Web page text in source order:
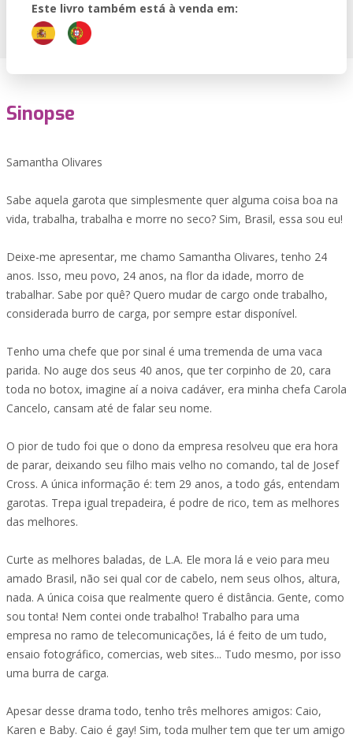
Este livro também está à venda em:
Sinopse
Samantha Olivares
Sabe aquela garota que simplesmente quer alguma coisa boa na
vida, trabalha, trabalha e morre no seco? Sim, Brasil, essa sou eu!
Deixe-me apresentar, me chamo Samantha Olivares, tenho 24
anos. Isso, meu povo, 24 anos, na flor da idade, morro de
trabalhar. Sabe por quê? Quero mudar de cargo onde trabalho,
considerada burro de carga, por sempre estar disponível.
Tenho uma chefe que por sinal é uma tremenda de uma vaca
parida. No auge dos seus 40 anos, que ter corpinho de 20, cara
toda no botox, imagine aí a noiva cadáver, era minha chefa Carola
Cancelo, cansam até de falar seu nome.
O pior de tudo foi que o dono da empresa resolveu que era hora
de parar, deixando seu filho mais velho no comando, tal de Josef
Cross. A única informação é: tem 29 anos, a todo gás, entendam
garotas. Trepa igual trepadeira, é podre de rico, tem as melhores
das melhores.
Curte as melhores baladas, de L.A. Ele mora lá e veio para meu
amado Brasil, não sei qual cor de cabelo, nem seus olhos, altura,
nada. A única coisa que realmente quero é distância. Gente, como
sou tonta! Nem contei onde trabalho! Trabalho para uma
empresa no ramo de telecomunicações, lá é feito de um tudo,
ensaio fotográfico, comercias, web sites... Tudo mesmo, por isso
uma burra de carga.
Apesar desse drama todo, tenho três melhores amigos: Caio,
Karen e Baby. Caio é gay! Sim, toda mulher tem que ter um amigo